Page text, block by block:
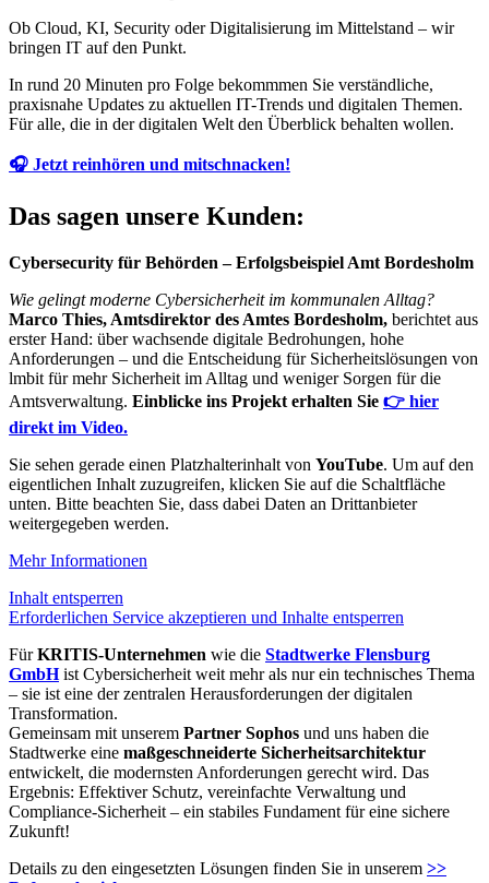
Ob Cloud, KI, Security oder Digitalisierung im Mittelstand – wir
bringen IT auf den Punkt.
In rund 20 Minuten pro Folge bekommmen Sie verständliche,
praxisnahe Updates zu aktuellen IT-Trends und digitalen Themen.
Für alle, die in der digitalen Welt den Überblick behalten wollen.
🎧 Jetzt reinhören und mitschnacken!
Das sagen unsere Kunden:
Cybersecurity für Behörden – Erfolgsbeispiel Amt Bordesholm
Wie gelingt moderne Cybersicherheit im kommunalen Alltag?
Marco Thies, Amtsdirektor des Amtes Bordesholm, berichtet aus
erster Hand: über wachsende digitale Bedrohungen, hohe
Anforderungen – und die Entscheidung für Sicherheitslösungen von
lmbit für mehr Sicherheit im Alltag und weniger Sorgen für die
Amtsverwaltung. Einblicke ins Projekt erhalten Sie 👉 hier
direkt im Video.
Sie sehen gerade einen Platzhalterinhalt von YouTube. Um auf den
eigentlichen Inhalt zuzugreifen, klicken Sie auf die Schaltfläche
unten. Bitte beachten Sie, dass dabei Daten an Drittanbieter
weitergegeben werden.
Mehr Informationen
Inhalt entsperren
Erforderlichen Service akzeptieren und Inhalte entsperren
FürKRITIS-Unternehmen wie die Stadtwerke Flensburg
GmbHist Cybersicherheit weit mehr als nur ein technisches Thema
– sie ist eine der zentralen Herausforderungen der digitalen
Transformation.
Gemeinsam mit unserem Partner Sophos und uns haben die
Stadtwerke eine maßgeschneiderte Sicherheitsarchitektur
entwickelt, die modernsten Anforderungen gerecht wird. Das
Ergebnis: Effektiver Schutz, vereinfachte Verwaltung und
Compliance-Sicherheit – ein stabiles Fundament für eine sichere
Zukunft!
Details zu den eingesetzten Lösungen finden Sie in unserem >>